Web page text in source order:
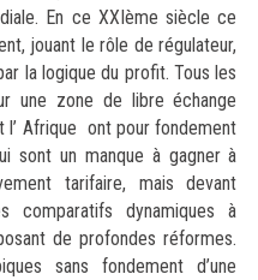
En ce XXIème siècle ce
jouant le rôle de régulateur,
la logique du profit. Tous les
une zone de libre échange
l’ Afrique ont pour fondement
sont un manque à gagner à
tarifaire, mais devant
comparatifs dynamiques à
de profondes réformes.
sans fondement d’une